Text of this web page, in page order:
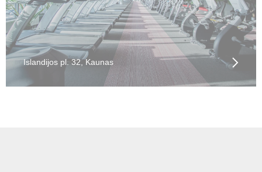
Islandijos pl. 32, Kaunas